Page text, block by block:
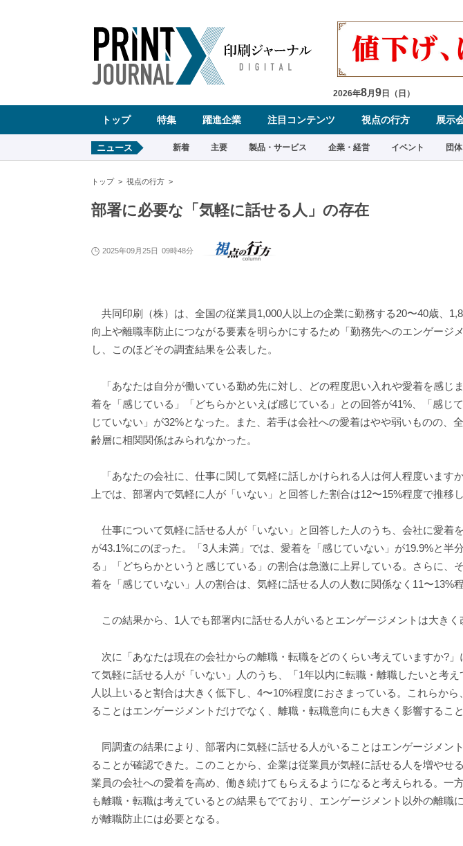
ア
ゲ
ン
2026年8月 9 日（ 日 ）
トップ 特集 躍進企業 注目コンテンツ 視点の行方 展示
ニュース 新着 主要 製品・サービス 企業・経営 イベント 団体
トップ 視点の行方
部署に必要な「気軽に話せる人」の存在
2025年09月25日 09時48分
共同印刷（株）は、全国の従業員1,000人以上の企業に勤務する20〜40歳、
向上や離職率防止につながる要素を明らかにするため「勤務先へのエンゲージ
し、このほどその調査結果を公表した。
「あなたは自分が働いている勤め先に対し、どの程度思い入れや愛着を感じ
着を「感じている」「どちらかといえば感じている」との回答が41%、「感じ
じていない」が32%となった。また、若手は会社への愛着はやや弱いものの、
齢層に相関関係はみられなかった。
「あなたの会社に、仕事に関して気軽に話しかけられる人は何人程度います
上では、部署内で気軽に人が「いない」と回答した割合は12〜15%程度で推移し
仕事について気軽に話せる人が「いない」と回答した人のうち、会社に愛着
が43.1%にのぼった。「3人未満」では、愛着を「感じていない」が19.9%と半
る」「どちらかというと感じている」の割合は急激に上昇している。さらに、
着を「感じていない」人の割合は、気軽に話せる人の人数に関係なく11〜13%
この結果から、1人でも部署内に話せる人がいるとエンゲージメントは大きく
次に「あなたは現在の会社からの離職・転職をどのくらい考えていますか?
て気軽に話せる人が「いない」人のうち、「1年以内に転職・離職したいと考
人以上いると割合は大きく低下し、4〜10%程度におさまっている。これらか
ることはエンゲージメントだけでなく、離職・転職意向にも大きく影響するこ
同調査の結果により、部署内に気軽に話せる人がいることはエンゲージメン
ることが確認できた。このことから、企業は従業員が気軽に話せる人を増やせ
業員の会社への愛着を高め、働き続けてもらえるようになると考えられる。一
も離職・転職は考えているとの結果もでており、エンゲージメント以外の離職
が離職防止には必要となる。